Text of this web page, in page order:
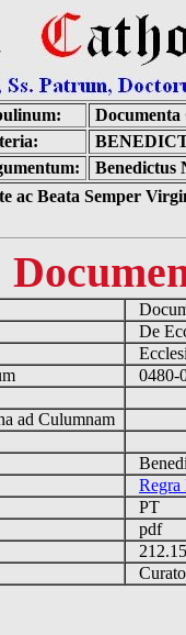
Documenta
Benedictus
ac Beata Semper
De
0480-
ad Culumnam
Regra
PT
pdf